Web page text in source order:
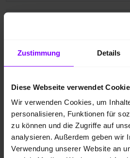
Zustimmung Details
Diese Webseite verwendet
Wir verwenden Cookies, um
personalisieren, Funktionen für
zu können und die Zugriffe auf
analysieren. Außerdem geben wir
Verwendung unserer Website an
Telefonnummer
E-Mail*
Ihre Nachricht*